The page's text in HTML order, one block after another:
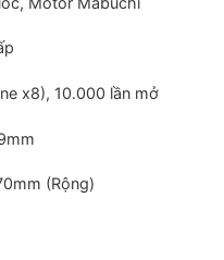
x8), 10.000 lần mở
(Rộng)